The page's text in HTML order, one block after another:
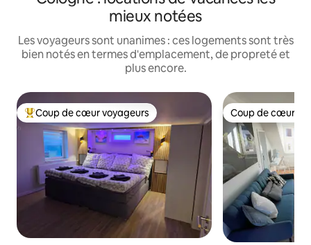
mieux notées
Les voyageurs sont unanimes : ces logements sont très
bien notés en termes d'emplacement, de propreté et
plus encore.
Coups de cœur voyageurs les plus appréciés
Coup de cœur voyageurs Coup de cœur
Coup de cœur